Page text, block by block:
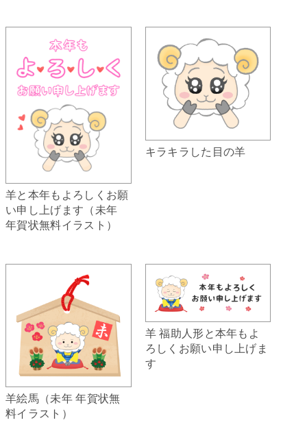
羊と本年もよろしくお願
い申し上げます（未年
年賀状無料イラスト）
キラキラした目の羊
羊絵馬（未年 年賀状無
料イラスト）
羊 福助人形と本年もよ
ろしくお願い申し上げま
す